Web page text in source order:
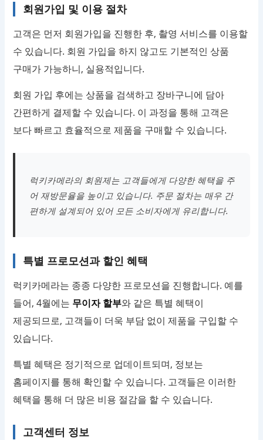
회원가입 및 이용 절차
고객은 먼저 회원가입을 진행한 후, 촬영 서비스를 이용할
수 있습니다. 회원 가입을 하지 않고도 기본적인 상품
구매가 가능하니, 실용적입니다.
회원 가입 후에는 상품을 검색하고 장바구니에 담아
간편하게 결제할 수 있습니다. 이 과정을 통해 고객은
보다 빠르고 효율적으로 제품을 구매할 수 있습니다.
럭키카메라의 회원제는 고객들에게 다양한 혜택을 주
어 재방문율을 높이고 있습니다. 주문 절차는 매우 간
편하게 설계되어 있어 모든 소비자에게 유리합니다.
특별 프로모션과 할인 혜택
럭키카메라는 종종 다양한 프로모션을 진행합니다. 예를
들어, 4월에는 무이자 할부와 같은 특별 혜택이
제공되므로, 고객들이 더욱 부담 없이 제품을 구입할 수
있습니다.
특별 혜택은 정기적으로 업데이트되며, 정보는
홈페이지를 통해 확인할 수 있습니다. 고객들은 이러한
혜택을 통해 더 많은 비용 절감을 할 수 있습니다.
고객센터 정보